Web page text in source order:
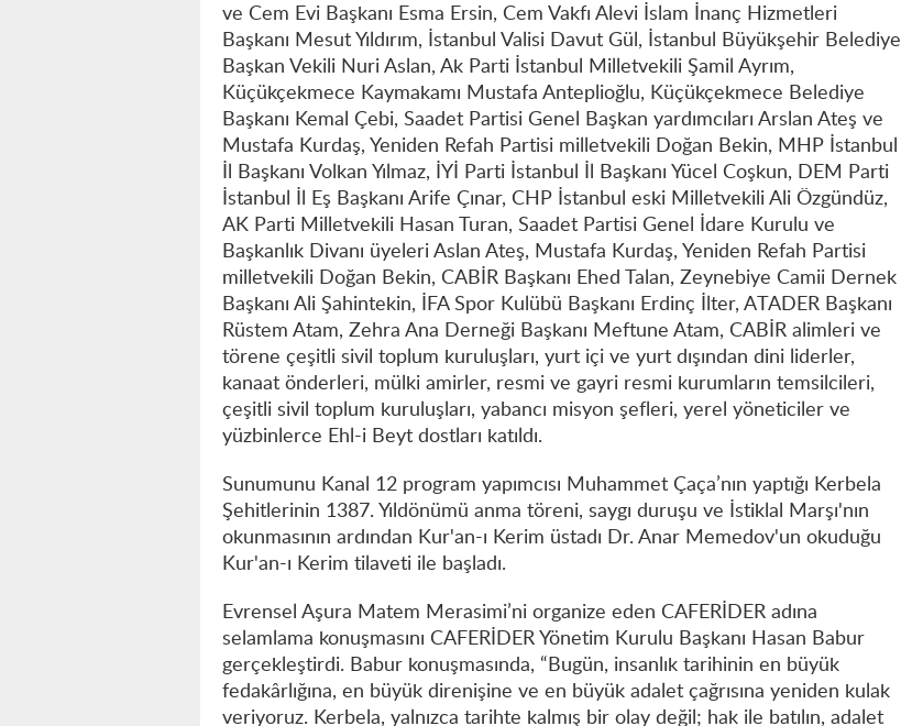
ve Cem Evi Başkanı Esma Ersin, Cem Vakfı Alevi İslam İnanç Hizmetleri
Başkanı Mesut Yıldırım, İstanbul Valisi Davut Gül, İstanbul Büyükşehir Belediye
Başkan Vekili Nuri Aslan, Ak Parti İstanbul Milletvekili Şamil Ayrım,
Küçükçekmece Kaymakamı Mustafa Anteplioğlu, Küçükçekmece Belediye
Başkanı Kemal Çebi, Saadet Partisi Genel Başkan yardımcıları Arslan Ateş ve
Mustafa Kurdaş, Yeniden Refah Partisi milletvekili Doğan Bekin, MHP İstanbul
İl Başkanı Volkan Yılmaz, İYİ Parti İstanbul İl Başkanı Yücel Coşkun, DEM Parti
İstanbul İl Eş Başkanı Arife Çınar, CHP İstanbul eski Milletvekili Ali Özgündüz,
AK Parti Milletvekili Hasan Turan, Saadet Partisi Genel İdare Kurulu ve
Başkanlık Divanı üyeleri Aslan Ateş, Mustafa Kurdaş, Yeniden Refah Partisi
milletvekili Doğan Bekin, CABİR Başkanı Ehed Talan, Zeynebiye Camii Dernek
Başkanı Ali Şahintekin, İFA Spor Kulübü Başkanı Erdinç İlter, ATADER Başkanı
Rüstem Atam, Zehra Ana Derneği Başkanı Meftune Atam, CABİR alimleri ve
törene çeşitli sivil toplum kuruluşları, yurt içi ve yurt dışından dini liderler,
kanaat önderleri, mülki amirler, resmi ve gayri resmi kurumların temsilcileri,
çeşitli sivil toplum kuruluşları, yabancı misyon şefleri, yerel yöneticiler ve
yüzbinlerce Ehl-i Beyt dostları katıldı.
Sunumunu Kanal 12 program yapımcısı Muhammet Çaça’nın yaptığı Kerbela
Şehitlerinin 1387. Yıldönümü anma töreni, saygı duruşu ve İstiklal Marşı'nın
okunmasının ardından Kur'an-ı Kerim üstadı Dr. Anar Memedov'un okuduğu
Kur'an-ı Kerim tilaveti ile başladı.
Evrensel Aşura Matem Merasimi’ni organize eden CAFERİDER adına
selamlama konuşmasını CAFERİDER Yönetim Kurulu Başkanı Hasan Babur
gerçekleştirdi. Babur konuşmasında, “Bugün, insanlık tarihinin en büyük
fedakârlığına, en büyük direnişine ve en büyük adalet çağrısına yeniden kulak
veriyoruz. Kerbela, yalnızca tarihte kalmış bir olay değil; hak ile batılın, adalet